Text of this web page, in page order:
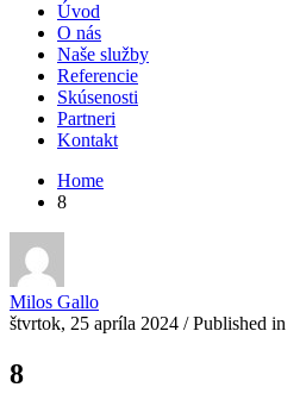
Úvod
O nás
Naše služby
Referencie
Skúsenosti
Partneri
Kontakt
Home
8
Milos Gallo
štvrtok, 25 apríla 2024 /Published in
8